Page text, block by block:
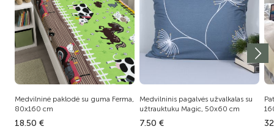
Medvilninė paklodė su guma Ferma,
80x160 cm
18.50 €
Medvilninis pagalvės užvalkalas su
užtrauktuku Magic, 50x60 cm
7.50 €